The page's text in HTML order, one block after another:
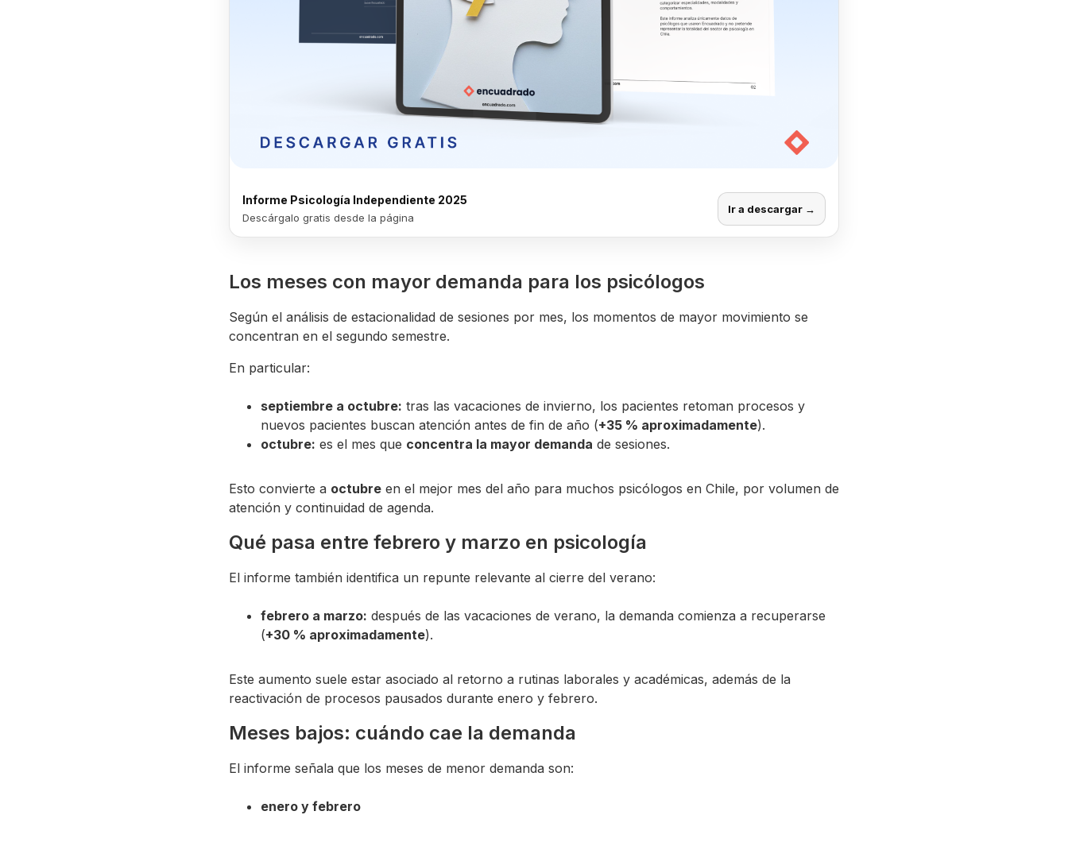
Informe Psicología Independiente 2025
Descárgalo gratis desde la página
Ir a descargar →
Los meses con mayor demanda para los psicólogos
Según el análisis de estacionalidad de sesiones por mes, los momentos de mayor movimiento se
concentran en el segundo semestre.
En particular:
septiembre a octubre: tras las vacaciones de invierno, los pacientes retoman procesos y
nuevos pacientes buscan atención antes de fin de año (+35 % aproximadamente).
octubre: es el mes que concentra la mayor demanda de sesiones.
Esto convierte a octubre en el mejor mes del año para muchos psicólogos en Chile, por volumen de
atención y continuidad de agenda.
Qué pasa entre febrero y marzo en psicología
El informe también identifica un repunte relevante al cierre del verano:
febrero a marzo: después de las vacaciones de verano, la demanda comienza a recuperarse
(+30 % aproximadamente).
Este aumento suele estar asociado al retorno a rutinas laborales y académicas, además de la
reactivación de procesos pausados durante enero y febrero.
Meses bajos: cuándo cae la demanda
El informe señala que los meses de menor demanda son:
enero y febrero